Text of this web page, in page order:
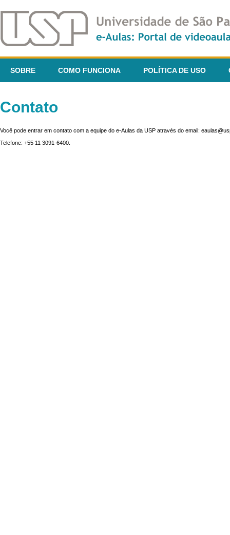
SOBRE COMO FUNCIONA POLÍTICA DE USO
Contato
Você pode entrar em contato com a equipe do e-Aulas da USP através do email:
Telefone: +55 11 3091-6400.